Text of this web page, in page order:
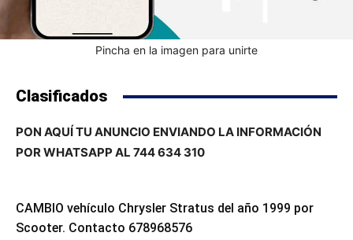
Pincha en la imagen para unirte
Clasificados
PON AQUÍ TU ANUNCIO ENVIANDO LA INFORMACIÓN
POR WHATSAPP AL 744 634 310
CAMBIO vehículo Chrysler Stratus del año 1999 por
Scooter. Contacto 678968576